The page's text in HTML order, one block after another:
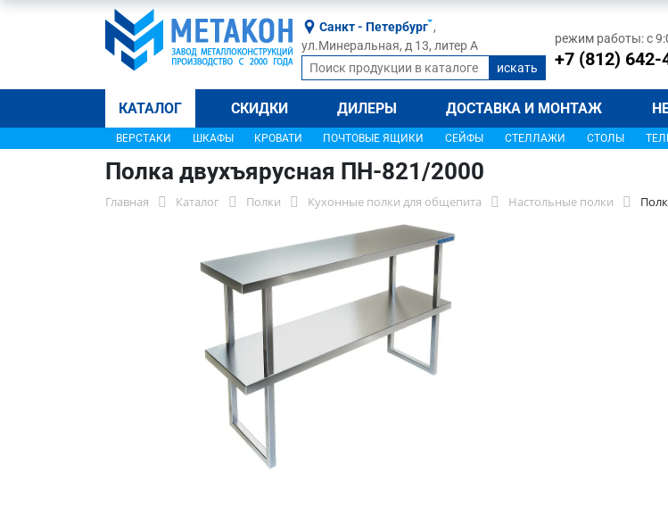
Санкт - Петербург ,
ул.Минеральная, д 13, литер А
режим работы: с
+7 (812) 642-
КАТАЛОГ СКИДКИ ДИЛЕРЫ ДОСТАВКА И МОНТАЖ
ВЕРСТАКИ ШКАФЫ КРОВАТИ ПОЧТОВЫЕ ЯЩИКИ СЕЙФЫ СТЕЛЛАЖИ СТОЛЫ
Полка двухъярусная ПН-821/2000
Главная Каталог Полки Кухонные полки для общепита Настольные полки